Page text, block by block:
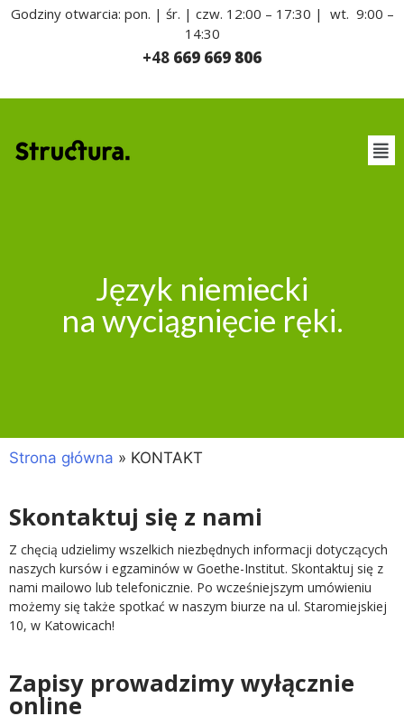
Godziny otwarcia: pon. | śr. | czw. 12:00 – 17:30 | wt. 9:00 –
14:30
+48 669 669 806
Język niemiecki​
na wyciągnięcie ręki.
Strona główna » KONTAKT
Skontaktuj się z nami
Z chęcią udzielimy wszelkich niezbędnych informacji dotyczących
naszych kursów i egzaminów w Goethe-Institut. Skontaktuj się z
nami mailowo lub telefonicznie. Po wcześniejszym umówieniu
możemy się także spotkać w naszym biurze na ul. Staromiejskiej
10, w Katowicach!
Zapisy prowadzimy wyłącznie
online